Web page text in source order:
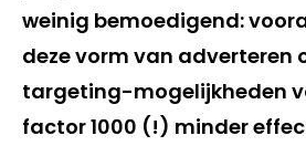
weinig bemoedigend:
deze vorm van adverteren
targeting-mogelijkheden
factor 1000 (!) minder